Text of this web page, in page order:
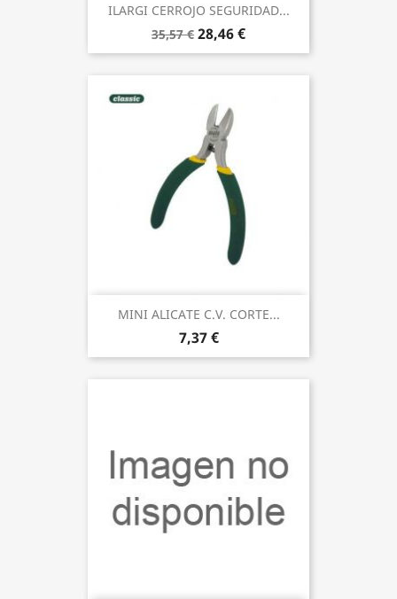
ILARGI CERROJO SEGURIDAD...
35,57 € 28,46 €
MINI ALICATE C.V. CORTE...
7,37 €